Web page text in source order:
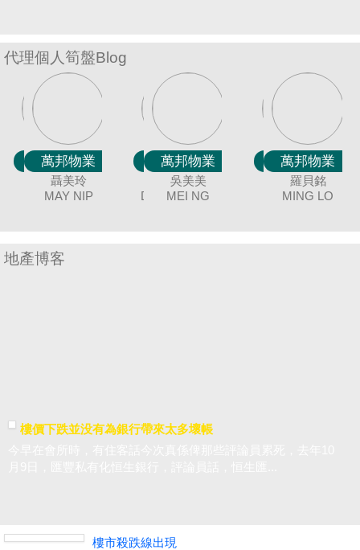
於
我
代理個人筍盤Blog
萬邦物業
黃美英
MAGGIE
萬邦物業
聶美玲
MAY NIP
萬邦物業
DEBBIE TONG
萬邦物業
SISI LIAO
萬邦物業
BORIS SIN
萬邦物業
顏志鴻
DAVID NGAN
萬邦物業
吳美美
MEI NG
萬邦物業
JIMMY YU
萬邦物業
MING YUAN
萬邦物業
ELIZA LIN
萬邦物業
CRYSTAL
萬邦物業
JUNE TSE
萬邦物業
COCO CHAN
萬邦物業
張明成
RICAR
萬邦物業
羅貝銘
MING LO
地產博客
樓價下跌並没有為銀行帶來太多壞帳
樓市殺跌線出現